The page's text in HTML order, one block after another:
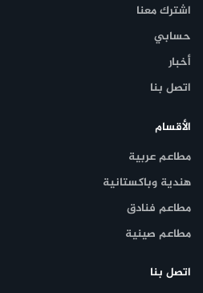
اشترك معنا
حسابي
أخبار
اتصل بنا
الأقسام
مطاعم عربية
هندية وباكستانية
مطاعم فنادق
مطاعم صينية
اتصل بنا